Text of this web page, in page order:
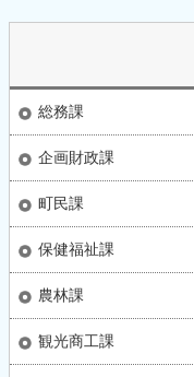
総務課
企画財政課
町民課
保健福祉課
農林課
観光商工課